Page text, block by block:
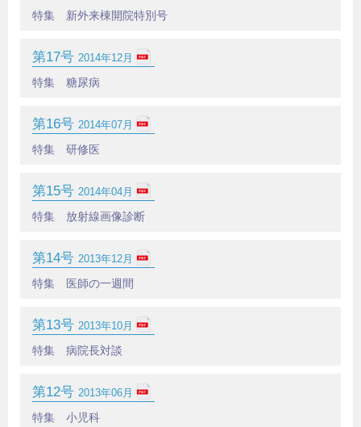
特集 新外来棟開院特別号
第17号 2014年12月
特集 糖尿病
第16号 2014年07月
特集 研修医
第15号 2014年04月
特集 放射線画像診断
第14号 2013年12月
特集 医師の一週間
第13号 2013年10月
特集 病院長対談
第12号 2013年06月
特集 小児科